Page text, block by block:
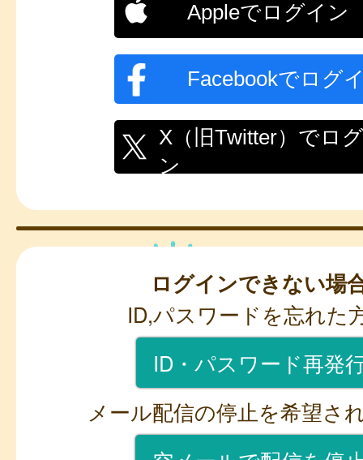
Appleでログイン
Facebookでログ
X（旧Twitter）でロ
ン
ログインできない場
ID,パスワードを忘れた
ID・パスワード再発
メール配信の停止を希望さ